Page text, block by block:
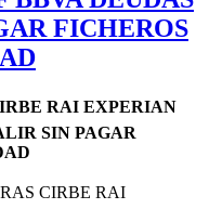
FICHEROS
RAI EXPERIAN
SIN PAGAR